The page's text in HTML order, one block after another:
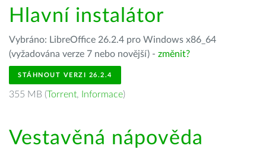
Hlavní instalátor
Vybráno: LibreOffice 26.2.4 pro Windows x86_64
(vyžadována verze 7 nebo novější) - změnit?
STÁHNOUT VERZI 26.2.4
355 MB (Torrent, Informace)
Vestavěná nápověda